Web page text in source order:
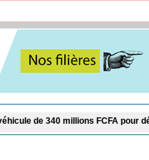
FCFA pour dépanner les